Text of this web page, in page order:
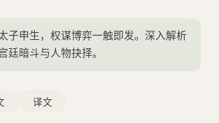
子申生，权谋博弈一触即发。深入解析
廷暗斗与人物抉择。
译文